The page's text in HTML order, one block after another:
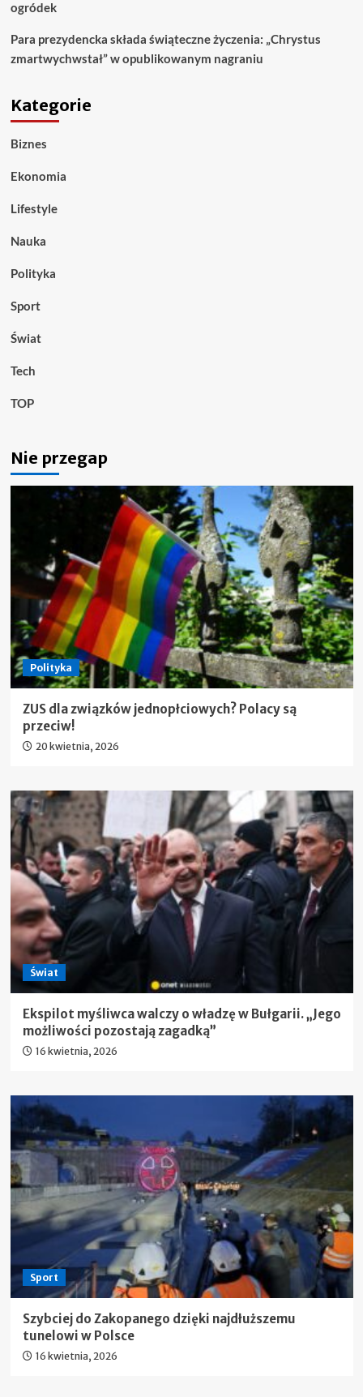
ogródek
Para prezydencka składa świąteczne życzenia: „Chrystus
zmartwychwstał” w opublikowanym nagraniu
Kategorie
Biznes
Ekonomia
Lifestyle
Nauka
Polityka
Sport
Świat
Tech
TOP
Nie przegap
Polityka
ZUS dla związków jednopłciowych? Polacy są
przeciw!
20 kwietnia, 2026
Świat
Ekspilot myśliwca walczy o władzę w Bułgarii. „Jego
możliwości pozostają zagadką”
16 kwietnia, 2026
Sport
Szybciej do Zakopanego dzięki najdłuższemu
tunelowi w Polsce
16 kwietnia, 2026